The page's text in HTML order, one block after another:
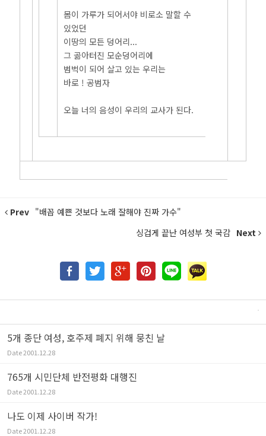
몸이 가루가 되어서야 비로소 말할 수
있었던
이땅의 모든 덩어리...
그 곪아터진 모순덩어리에
범벅이 되어 살고 있는 우리는
바로 ! 공범자
오늘 너의 음성이 우리의 교사가 된다.
Prev "배꼽 예쁜 것보다 노래 잘해야 진짜 가수"
싱겁게 끝난 여성부 첫 국감 Next
5개 종단 여성, 호주제 폐지 위해 뭉친 날
Date2001.12.28
765개 시민단체 반전평화 대행진
Date2001.12.28
나도 이제 사이버 작가!
Date2001.12.28